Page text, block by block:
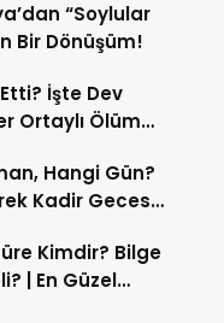
“Soylular
Bir Dönüşüm!
İşte Dev
Ortaylı Ölüm
Hangi Gün?
Kadir Gecesi
Kimdir? Bilge
| En Güzel